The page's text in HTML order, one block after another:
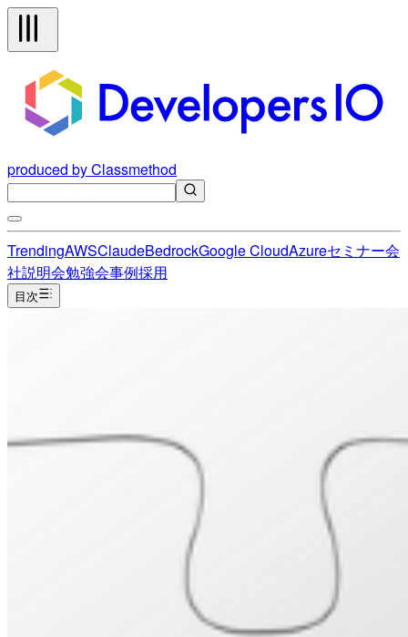
produced by Classmethod
TrendingAWSClaudeBedrockGoogle CloudAzureセミナー会
社説明会勉強会事例採用
目次